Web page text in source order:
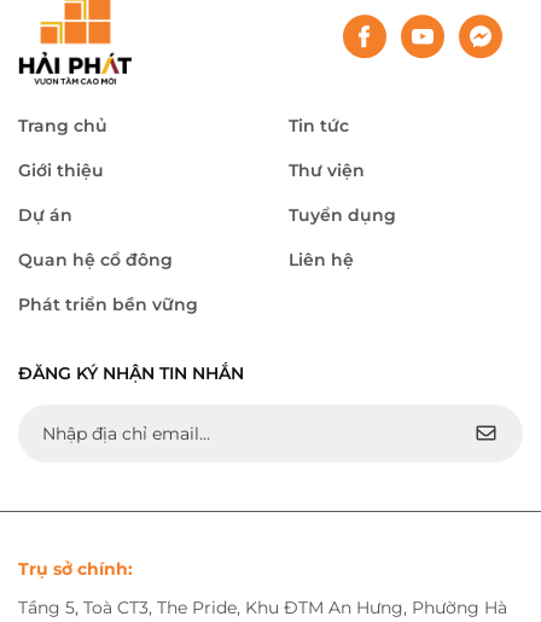
Trang chủ
Giới thiệu
Dự án
Quan hệ cổ đông
Phát triển bền vững
Tin tức
Thư viện
Tuyển dụng
Liên hệ
ĐĂNG KÝ NHẬN TIN NHẮN
Trụ sở chính:
Tầng 5, Toà CT3, The Pride, Khu ĐTM An Hưng, Phường Hà